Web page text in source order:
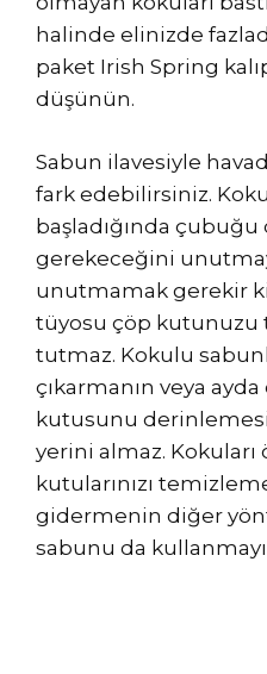
halinde elinizde
paket Irish Spring
düşünün.
Sabun ilavesiyle
fark edebilirsiniz.
başladığında
gerekeceğini
unutmamak gerekir
tüyosu çöp
tutmaz. Kokulu
çıkarmanın veya
kutusunu
yerini almaz.
kutularınızı
gidermenin diğer
sabunu da